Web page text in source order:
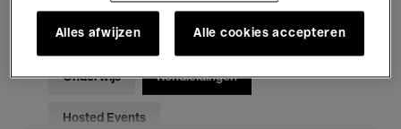
Voor iedereen Kids’ Palace
Onderwijs Rondleidingen
Hosted Events
Alles afwijzen Alle cookies accepteren